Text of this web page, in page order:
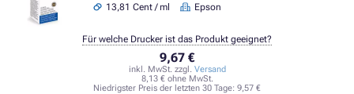
13,81 Cent / ml
Epson
9,67 €
inkl. MwSt. zzgl. Versand
8,13 € ohne MwSt.
Niedrigster Preis der letzten 30 Tage: 9,57 €
Für welche Drucker ist das Produkt geeignet?